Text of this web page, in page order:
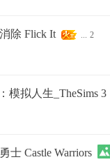
除 Flick It ... 2
模拟人生_TheSims 3
士 Castle Warriors